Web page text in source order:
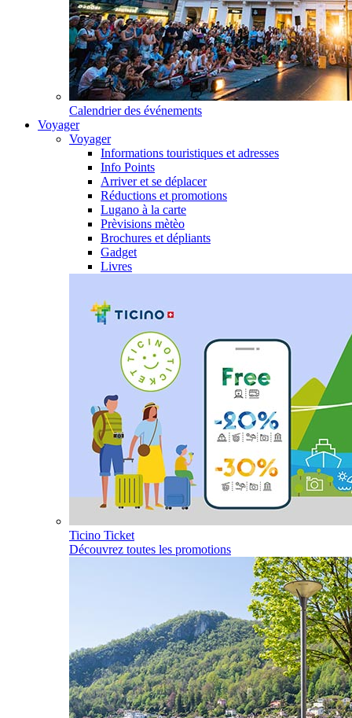
Calendrier des événements
Voyager
Voyager
Informations touristiques et adresses
Info Points
Arriver et se déplacer
Réductions et promotions
Lugano à la carte
Prèvisions mètèo
Brochures et dépliants
Gadget
Livres
Ticino Ticket
Découvrez toutes les promotions